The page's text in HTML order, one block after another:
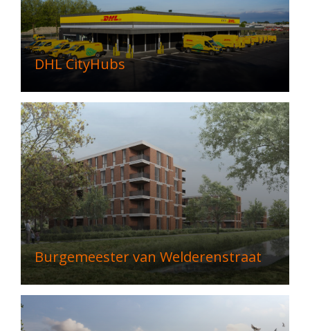
DHL CityHubs
Burgemeester van Welderenstraat